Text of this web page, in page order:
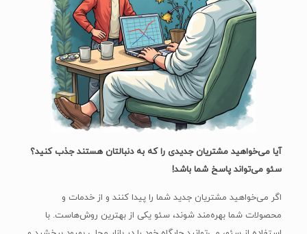
آیا می‌خواهید مشتریان جدیدی را که به دنبالتان هستند جذب کنید؟
سئو می‌تواند پاسخ شما باشد!
اگر می‌خواهید مشتریان جدید شما را پیدا کنند و از خدمات و
محصولات شما بهره‌مند شوند، سئو یکی از بهترین روش‌هاست. با